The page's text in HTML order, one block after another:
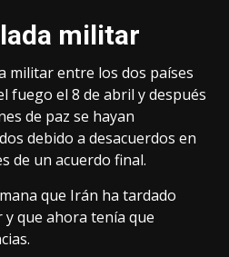
militar
militar entre los dos países
fuego el 8 de abril y después
de paz se hayan
debido a desacuerdos en
de un acuerdo final.
que Irán ha tardado
que ahora tenía que